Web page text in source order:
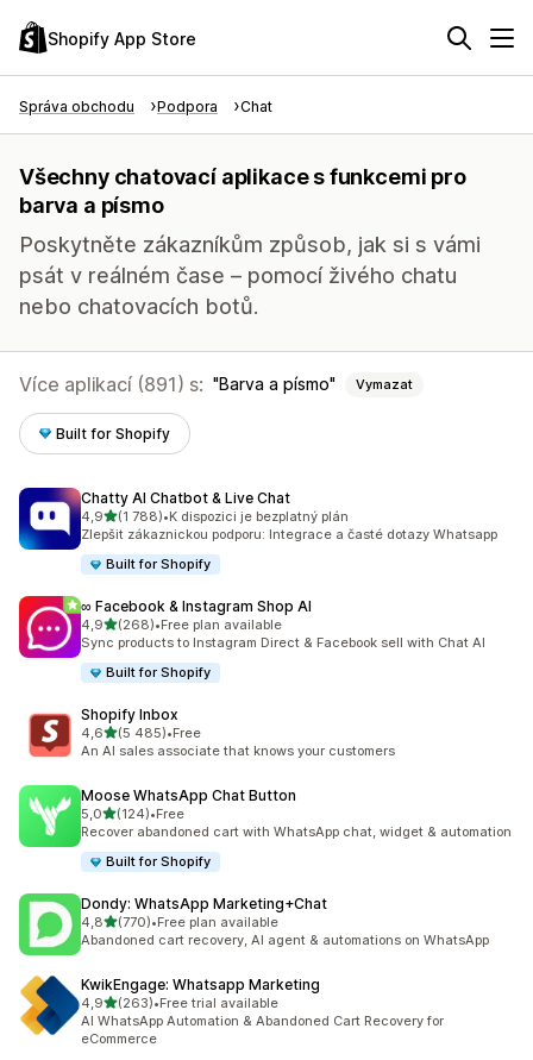
Shopify App Store
Správa obchodu Podpora Chat
Všechny chatovací aplikace s funkcemi pro
barva a písmo
Poskytněte zákazníkům způsob, jak si s vámi
psát v reálném čase – pomocí živého chatu
nebo chatovacích botů.
Více aplikací (891) s: Barva a písmo Vymazat
Built for Shopify
Chatty AI Chatbot & Live Chat
4,9z 5 hvězd
(1 788)
Celkový počet recenzí: 1788
•K dispozici je bezplatný plán
Zlepšit zákaznickou podporu: Integrace a časté dotazy Whatsapp
Built for Shopify
∞ Facebook & Instagram Shop AI
4,9z 5 hvězd
(268)
Celkový počet recenzí: 268
•Free plan available
Sync products to Instagram Direct & Facebook sell with Chat AI
Built for Shopify
Shopify Inbox
4,6z 5 hvězd
(5 485)
Celkový počet recenzí: 5485
•Free
An AI sales associate that knows your customers
Moose WhatsApp Chat Button
5,0z 5 hvězd
(124)
Celkový počet recenzí: 124
•Free
Recover abandoned cart with WhatsApp chat, widget & automation
Built for Shopify
Dondy: WhatsApp Marketing+Chat
4,8z 5 hvězd
(770)
Celkový počet recenzí: 770
•Free plan available
Abandoned cart recovery, AI agent & automations on WhatsApp
KwikEngage: Whatsapp Marketing
4,9z 5 hvězd
(263)
Celkový počet recenzí: 263
•Free trial available
AI WhatsApp Automation & Abandoned Cart Recovery for
eCommerce